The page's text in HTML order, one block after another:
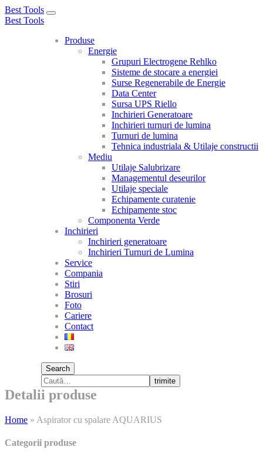
Best Tools
Toggle
Best Tools
Produse
Energie
Grupuri Electrogene Rehlko
Sisteme de stocare a energiei
Surse Regenerabile de Energie
Data Center
Sursa UPS Riello
Inchirieri Generatoare
Inchirieri turnuri de lumina
Turnuri de lumina
Tehnica industriala & Utilaje constructii
Mediu
Utilaje Salubrizare
Managementul deseurilor
Utilaje speciale
Echipamente curatenie
Echipamente stoc
Componenta Verde
Inchirieri
Inchirieri generatoare
Inchirieri Turnuri de Lumina
Service
Compania
Stiri
Brosuri
Foto
Cariere
Contact
Search
trimite
Detalii produse
Home » Aspirator cu spalare AQUARIUS
Categorii produse